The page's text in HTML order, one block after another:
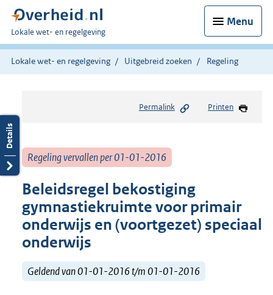
Menu
U
bent
hier:
Lokale wet- en regelgeving
Lokale wet- en regelgeving Uitgebreid zoeken Regeling
Permalink Printen
Regeling vervallen per 01-01-2016
Beleidsregel bekostiging
gymnastiekruimte voor primair
onderwijs en (voortgezet) speciaal
onderwijs
Geldend van 01-01-2016 t/m 01-01-2016